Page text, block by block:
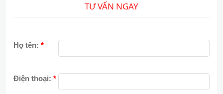
TƯ VẤN NGAY
Họ tên: *
Điện thoại: *